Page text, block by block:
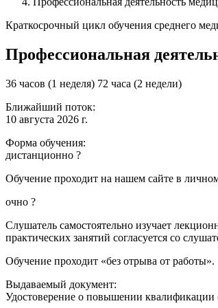
Краткосрочный цикл обучения среднего
Профессиональная
36 часов (1 неделя) 72 часа (2 недели)
Ближайший поток:
10 августа 2026 г.
Форма обучения:
дистанционно ?
Обучение проходит на нашем сайте в
очно ?
Слушатель самостоятельно изучает
практических занятий согласуется со
Обучение проходит «без отрыва от работы».
Выдаваемый документ:
Удостоверение о повышении